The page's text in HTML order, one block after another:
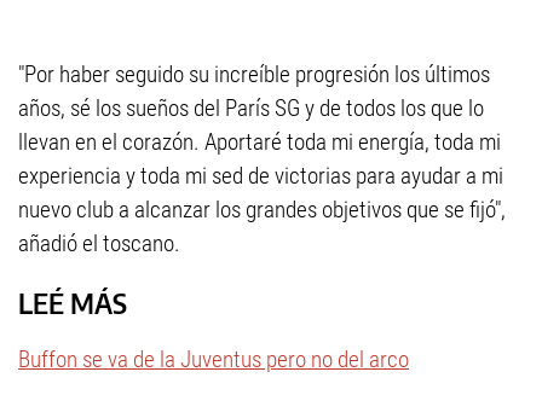
"Por haber seguido su increíble progresión los últimos
años, sé los sueños del París SG y de todos los que lo
llevan en el corazón. Aportaré toda mi energía, toda mi
experiencia y toda mi sed de victorias para ayudar a mi
nuevo club a alcanzar los grandes objetivos que se fijó",
añadió el toscano.
LEÉ MÁS
Buffon se va de la Juventus pero no del arco